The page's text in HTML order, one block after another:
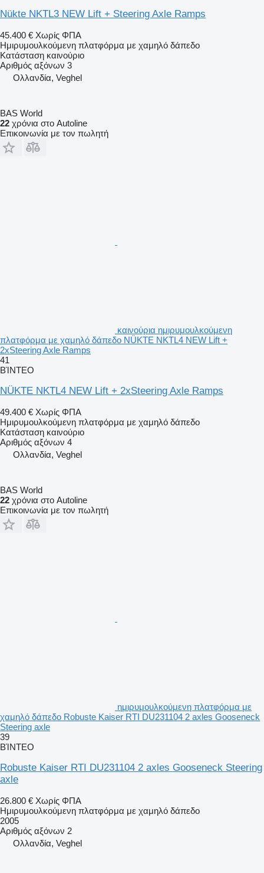
Nükte NKTL3 NEW Lift + Steering Axle Ramps
45.400 € Χωρίς ΦΠΑ
Ημιρυμουλκούμενη πλατφόρμα με χαμηλό δάπεδο
Κατάσταση καινούριο
Αριθμός αξόνων 3
Ολλανδία, Veghel
BAS World
22 χρόνια στο Autoline
Επικοινωνία με τον πωλητή
καινούρια ημιρυμουλκούμενη
πλατφόρμα με χαμηλό δάπεδο NÜKTE NKTL4 NEW Lift +
2xSteering Axle Ramps
41
ΒΊΝΤΕΟ
NÜKTE NKTL4 NEW Lift + 2xSteering Axle Ramps
49.400 € Χωρίς ΦΠΑ
Ημιρυμουλκούμενη πλατφόρμα με χαμηλό δάπεδο
Κατάσταση καινούριο
Αριθμός αξόνων 4
Ολλανδία, Veghel
BAS World
22 χρόνια στο Autoline
Επικοινωνία με τον πωλητή
ημιρυμουλκούμενη πλατφόρμα με
χαμηλό δάπεδο Robuste Kaiser RTI DU231104 2 axles Gooseneck
Steering axle
39
ΒΊΝΤΕΟ
Robuste Kaiser RTI DU231104 2 axles Gooseneck Steering
axle
26.800 € Χωρίς ΦΠΑ
Ημιρυμουλκούμενη πλατφόρμα με χαμηλό δάπεδο
2005
Αριθμός αξόνων 2
Ολλανδία, Veghel